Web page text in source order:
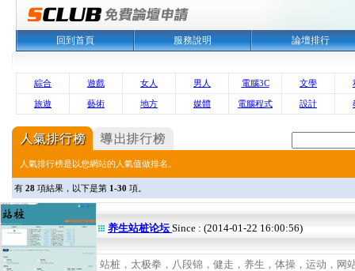
回到首頁 服務說明 論壇排行
綜合 遊戲 女人 男人 電腦3C 文學
旅遊 藝術 地方 媒體 電腦程式 設計
人氣排行榜是以您網站的人氣值做排名。
有 28 項結果，以下是第 1-30 項。
养生站桩论坛Since : (2014-01-22 16:00:56)
站桩，太极拳，八段锦，健走，养生，体操，运动，